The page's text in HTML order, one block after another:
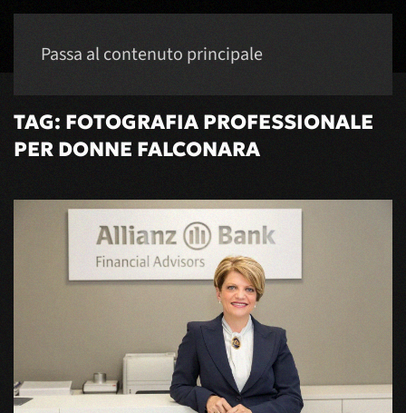
Passa al contenuto principale
TAG: FOTOGRAFIA PROFESSIONALE
PER DONNE FALCONARA